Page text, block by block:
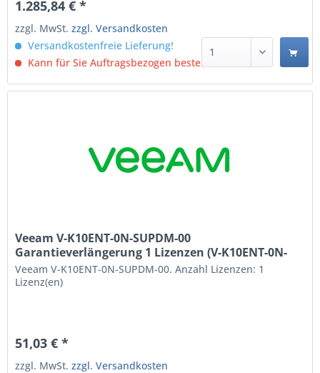
1.285,84 € *
zzgl. MwSt.zzgl. Versandkosten
Versandkostenfreie Lieferung!
Kann für Sie Auftragsbezogen bestellt werden.
Veeam V-K10ENT-0N-SUPDM-00
Garantieverlängerung 1 Lizenzen (V-K10ENT-0N-
SUPDM-00)
Veeam V-K10ENT-0N-SUPDM-00. Anzahl Lizenzen: 1
Lizenz(en)
51,03 € *
zzgl. MwSt.zzgl. Versandkosten